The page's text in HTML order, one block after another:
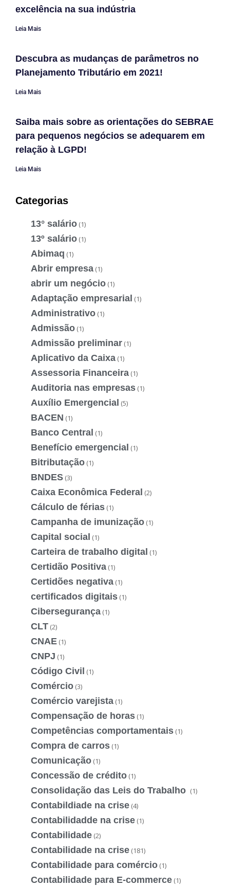
excelência na sua indústria
Leia Mais
Descubra as mudanças de parâmetros no
Planejamento Tributário em 2021!
Leia Mais
Saiba mais sobre as orientações do SEBRAE
para pequenos negócios se adequarem em
relação à LGPD!
Leia Mais
Categorias
13° salário (1)
13º salário (1)
Abimaq (1)
Abrir empresa (1)
abrir um negócio (1)
Adaptação empresarial (1)
Administrativo (1)
Admissão (1)
Admissão preliminar (1)
Aplicativo da Caixa (1)
Assessoria Financeira (1)
Auditoria nas empresas (1)
Auxílio Emergencial (5)
BACEN (1)
Banco Central (1)
Benefício emergencial (1)
Bitributação (1)
BNDES (3)
Caixa Econômica Federal (2)
Cálculo de férias (1)
Campanha de imunização (1)
Capital social (1)
Carteira de trabalho digital (1)
Certidão Positiva (1)
Certidões negativa (1)
certificados digitais (1)
Cibersegurança (1)
CLT (2)
CNAE (1)
CNPJ (1)
Código Civil (1)
Comércio (3)
Comércio varejista (1)
Compensação de horas (1)
Competências comportamentais (1)
Compra de carros (1)
Comunicação (1)
Concessão de crédito (1)
Consolidação das Leis do Trabalho (1)
Contabildiade na crise (4)
Contabilidadde na crise (1)
Contabilidade (2)
Contabilidade na crise (181)
Contabilidade para comércio (1)
Contabilidade para E-commerce (1)